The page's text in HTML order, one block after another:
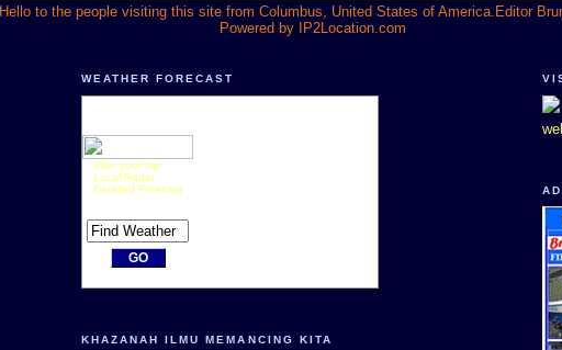
Hello to the people visiting this site from Columbus, United States of America.Editor
Powered by
IP2Location.com
WEATHER FORECAST
Plan your trip
Local Radar
Detailed Forecast
KHAZANAH ILMU MEMANCING KITA